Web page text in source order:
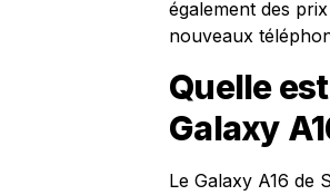
également des
nouveaux
Quelle
Galaxy
Le Galaxy A16 de